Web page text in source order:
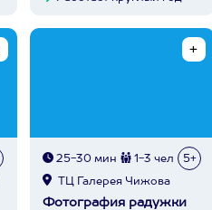
25-30 мин 1-3 чел 5+
ТЦ Галерея Чижова
Фотография радужки